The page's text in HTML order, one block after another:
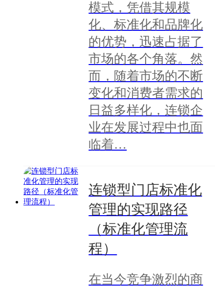
模式，凭借其规模
化、标准化和品牌化
的优势，迅速占据了
市场的各个角落。然
而，随着市场的不断
变化和消费者需求的
日益多样化，连锁企
业在发展过程中也面
临着…
连锁型门店标准化
管理的实现路径
（标准化管理流
程）
在当今竞争激烈的商